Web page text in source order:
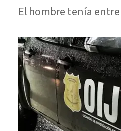
El hombre tenía entre